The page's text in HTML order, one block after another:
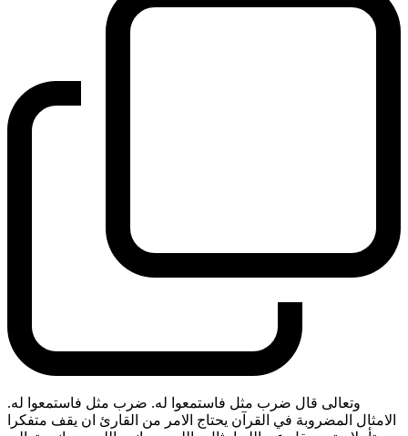
وتعالى قال ضرب مثل فاستمعوا له. ضرب مثل فاستمعوا له.
الامثال المضروبة في القرآن يحتاج الامر من القارئ ان يقف متفكرا